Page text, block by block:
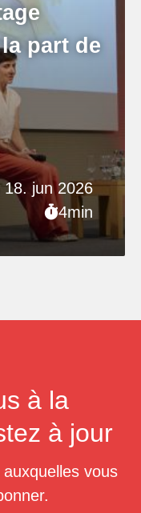
18. jun 2026
4min
part de
à la
à jour
vous